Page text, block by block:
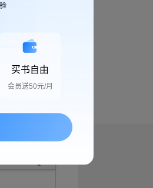
买书自由
会员送50元/月